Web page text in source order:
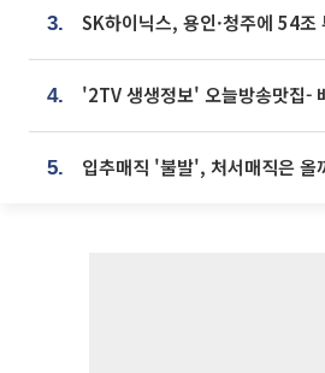
3.
4.
5. 입추매직 '불발', 처서매직은 올